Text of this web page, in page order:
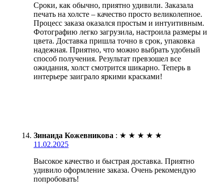
Сроки, как обычно, приятно удивили. Заказала
печать на холсте – качество просто великолепное.
Процесс заказа оказался простым и интуитивным.
Фотографию легко загрузила, настроила размеры и
цвета. Доставка пришла точно в срок, упаковка
надежная. Приятно, что можно выбрать удобный
способ получения. Результат превзошел все
ожидания, холст смотрится шикарно. Теперь в
интерьере заиграло яркими красками!
Зинаида Кожевникова : ★ ★ ★ ★ ★
11.02.2025
Высокое качество и быстрая доставка. Приятно
удивило оформление заказа. Очень рекомендую
попробовать!